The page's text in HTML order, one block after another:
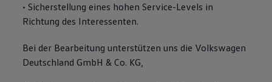
• Sicherstellung eines hohen Service-Levels in
Richtung des Interessenten.
Bei der Bearbeitung unterstützen uns die Volkswagen
Deutschland GmbH & Co. KG,